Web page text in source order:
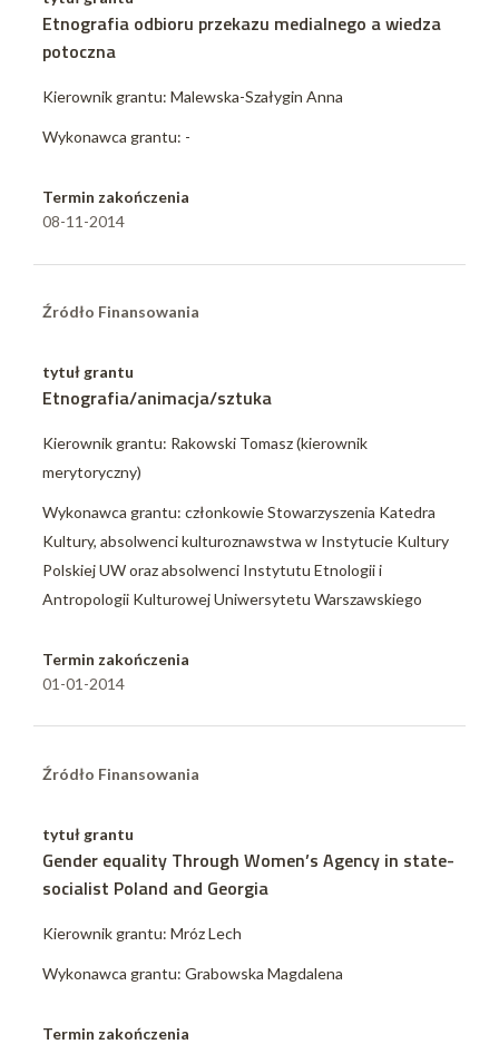
Etnografia odbioru przekazu medialnego a wiedza
potoczna
Kierownik grantu: Malewska-Szałygin Anna
Wykonawca grantu: -
Termin zakończenia
08-11-2014
Źródło Finansowania
tytuł grantu
Etnografia/animacja/sztuka
Kierownik grantu: Rakowski Tomasz (kierownik
merytoryczny)
Wykonawca grantu: członkowie Stowarzyszenia Katedra
Kultury, absolwenci kulturoznawstwa w Instytucie Kultury
Polskiej UW oraz absolwenci Instytutu Etnologii i
Antropologii Kulturowej Uniwersytetu Warszawskiego
Termin zakończenia
01-01-2014
Źródło Finansowania
tytuł grantu
Gender equality Through Women’s Agency in state-
socialist Poland and Georgia
Kierownik grantu: Mróz Lech
Wykonawca grantu: Grabowska Magdalena
Termin zakończenia